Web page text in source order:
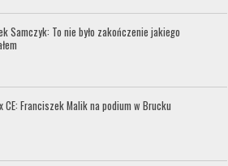
Samczyk: To nie było zakończenie jakiego
CE: Franciszek Malik na podium w Brucku